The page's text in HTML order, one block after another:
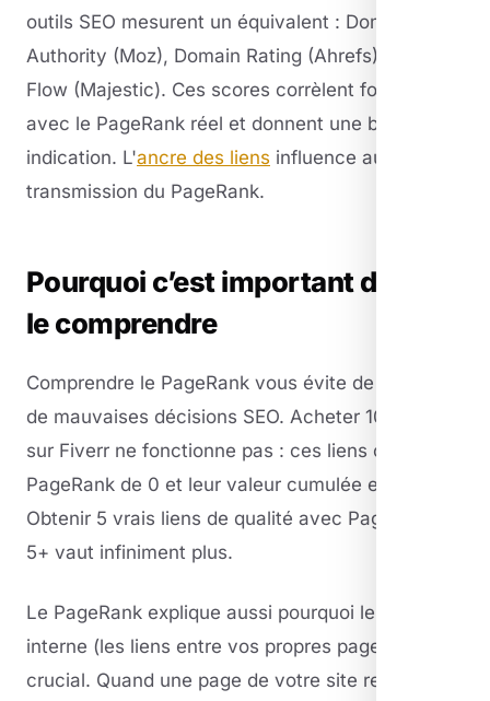
outils SEO mesurent un équivalent : Domain
Authority (Moz), Domain Rating (Ahrefs), Trust
Flow (Majestic). Ces scores corrèlent fortement
avec le PageRank réel et donnent une bonne
indication. L'ancre des liens influence aussi la
transmission du PageRank.
Pourquoi c’est important de bien
le comprendre
Comprendre le PageRank vous évite de prendre
de mauvaises décisions SEO. Acheter 1000 liens
sur Fiverr ne fonctionne pas : ces liens ont un
PageRank de 0 et leur valeur cumulée est nulle.
Obtenir 5 vrais liens de qualité avec PageRank
5+ vaut infiniment plus.
Le PageRank explique aussi pourquoi le maillage
interne (les liens entre vos propres pages) est
crucial. Quand une page de votre site reçoit du